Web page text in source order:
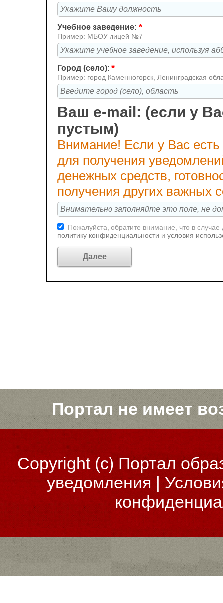
Учебное заведение: *
Пример: МБОУ лицей №7
Город (село): *
Пример: город Каменногорск, Ленинградская
Ваш e-mail: (если у
пустым)
Внимание! Если у Вас
для получения
денежных средств,
получения других важных
Пожалуйста, обратите внимание, что в
политику конфиденциальности и условия
Портал не имеет
Copyright (c)Портал
уведомления |